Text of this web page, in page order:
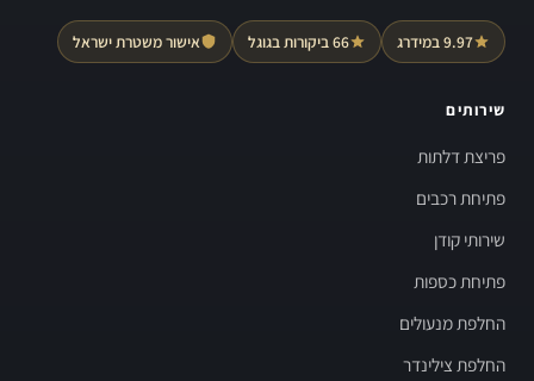
9.97 במידרג 66 ביקורות בגוגל אישור משטרת ישראל
שירותים
פריצת דלתות
פתיחת רכבים
שירותי קודן
פתיחת כספות
החלפת מנעולים
החלפת צילינדר